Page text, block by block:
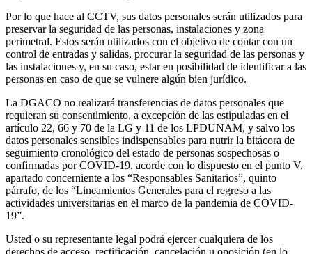
Por lo que hace al CCTV, sus datos personales serán utilizados para
preservar la seguridad de las personas, instalaciones y zona
perimetral. Estos serán utilizados con el objetivo de contar con un
control de entradas y salidas, procurar la seguridad de las personas y
las instalaciones y, en su caso, estar en posibilidad de identificar a las
personas en caso de que se vulnere algún bien jurídico.
La DGACO no realizará transferencias de datos personales que
requieran su consentimiento, a excepción de las estipuladas en el
artículo 22, 66 y 70 de la LG y 11 de los LPDUNAM, y salvo los
datos personales sensibles indispensables para nutrir la bitácora de
seguimiento cronológico del estado de personas sospechosas o
confirmadas por COVID-19, acorde con lo dispuesto en el punto V,
apartado concerniente a los “Responsables Sanitarios”, quinto
párrafo, de los “Lineamientos Generales para el regreso a las
actividades universitarias en el marco de la pandemia de COVID-
19”.
Usted o su representante legal podrá ejercer cualquiera de los